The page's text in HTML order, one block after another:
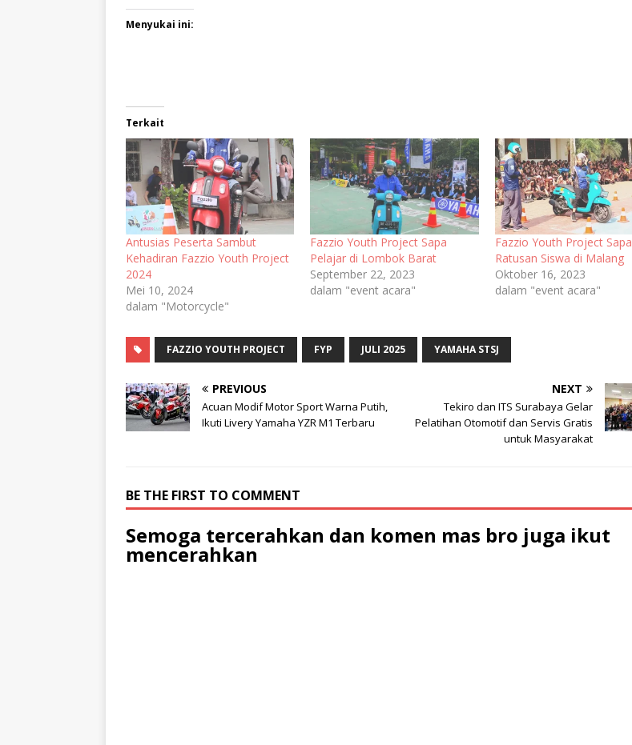
Menyukai ini:
Terkait
Antusias Peserta Sambut
Kehadiran Fazzio Youth Project
2024
Mei 10, 2024
dalam "Motorcycle"
Fazzio Youth Project Sapa
Pelajar di Lombok Barat
September 22, 2023
dalam "event acara"
Fazzio Youth Project Sapa
Ratusan Siswa di Malang
Oktober 16, 2023
dalam "event acara"
FAZZIO YOUTH PROJECT FYP JULI 2025 YAMAHA STSJ
PREVIOUS
Acuan Modif Motor Sport Warna Putih,
Ikuti Livery Yamaha YZR M1 Terbaru
NEXT
Tekiro dan ITS Surabaya Gelar
Pelatihan Otomotif dan Servis Gratis
untuk Masyarakat
BE THE FIRST TO COMMENT
Semoga tercerahkan dan komen mas bro juga ikut
mencerahkan